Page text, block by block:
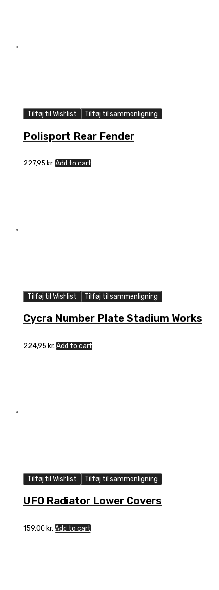
Tilføj til Wishlist Tilføj til sammenligning
Polisport Rear Fender
227,95 kr. Add to cart
Tilføj til Wishlist Tilføj til sammenligning
Cycra Number Plate Stadium Works
224,95 kr. Add to cart
Tilføj til Wishlist Tilføj til sammenligning
UFO Radiator Lower Covers
159,00 kr. Add to cart